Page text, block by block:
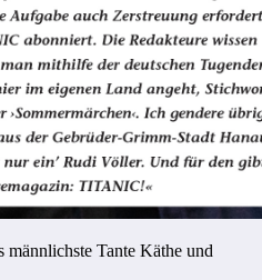
männlichste Tante Käthe und